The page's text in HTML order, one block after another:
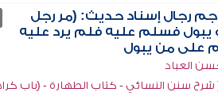
رجال إسناد حديث: (مر رجل
يبول فسلم عليه فلم يرد عليه
على من يبول
العباد
سنن النسائي - كتاب الطهارة - (باب